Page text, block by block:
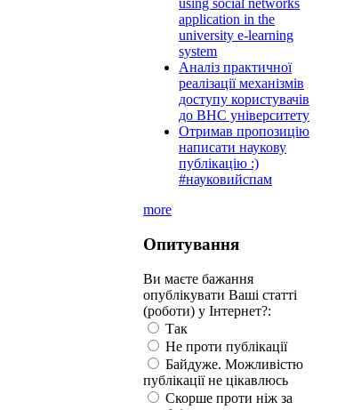
using social networks
application in the
university e-learning
system
Аналіз практичної
реалізації механізмів
доступу користувачів
до ВНС університету
Отримав пропозицію
написати наукову
публікацію :)
#науковийспам
more
Опитування
Ви маєте бажання
опублікувати Ваші статті
(роботи) у Інтернет?:
Так
Не проти публікації
Байдуже. Можливістю
публікації не цікавлюсь
Скорше проти ніж за